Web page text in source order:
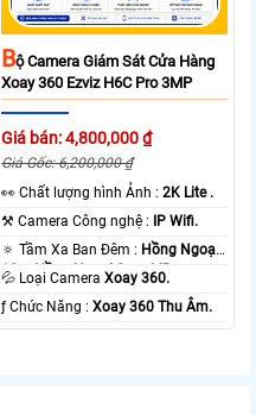
BỘ Camera Giám Sát Cửa Hàng
Xoay 360 Ezviz H6C Pro 3MP
Giá bán: 4,800,000 ₫
Giá Gốc: 6,200,000 ₫
️👀 Chất lượng hình Ảnh :2K Lite .
⚒ Camera Công nghệ : IP Wifi.
🔅 Tầm Xa Ban Đêm : Hồng Ngoại
10m Hồng Ngoại Smart IR.
💦 Loại CameraXoay 360.
️ƒ Chức Năng :Xoay 360 Thu Âm.